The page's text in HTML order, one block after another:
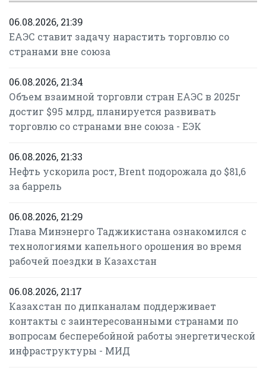
06.08.2026, 21:39
ЕАЭС ставит задачу нарастить торговлю со
странами вне союза
06.08.2026, 21:34
Объем взаимной торговли стран ЕАЭС в 2025г
достиг $95 млрд, планируется развивать
торговлю со странами вне союза - ЕЭК
06.08.2026, 21:33
Нефть ускорила рост, Brent подорожала до $81,6
за баррель
06.08.2026, 21:29
Глава Минэнерго Таджикистана ознакомился с
технологиями капельного орошения во время
рабочей поездки в Казахстан
06.08.2026, 21:17
Казахстан по дипканалам поддерживает
контакты с заинтересованными странами по
вопросам бесперебойной работы энергетической
инфраструктуры - МИД